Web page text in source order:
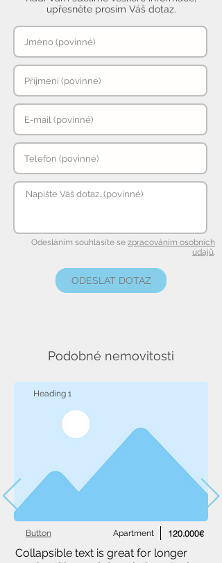
upřesněte prosím Váš dotaz.
Odesláním souhlasíte se zpracováním osobních
údajů.
ODESLAT DOTAZ
Podobné nemovitosti
Heading 1
Apartment
Button 120.000€
Collapsible text is great for longer